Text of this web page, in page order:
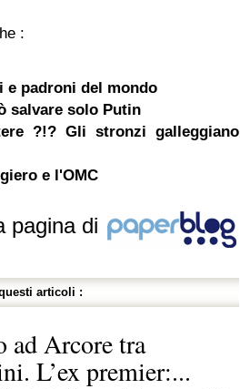
:
padroni del mondo
salvare solo Putin
?!? Gli stronzi galleggiano
e l'OMC
pagina di
articoli :
ad Arcore tra
L’ex premier:...